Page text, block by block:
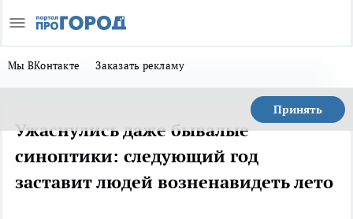
Мы ВКонтакте Заказать рекламу
Принять
Ужаснулись даже бывалые
синоптики: следующий год
заставит людей возненавидеть лето